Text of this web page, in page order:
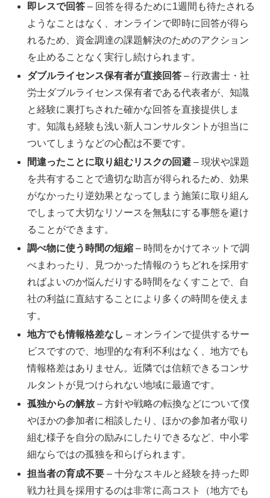
即レスで回答 – 回答を得るために1週間も待たされる
ようなことはなく、オンラインで即時に回答が得ら
れるため、資金調達の課題解決のためのアクション
を止めることなく実行し続けられます。
ダブルライセンス保有者が直接回答 – 行政書士・社
労士ダブルライセンス保有者である代表者が、知識
と経験に裏打ちされた確かな回答を直接提供しま
す。知識も経験も浅い新人コンサルタントが担当に
ついてしまうなどの心配は不要です。
間違ったことに取り組むリスクの回避 – 現状や課題
を共有することで適切な助言が得られるため、効果
がなかったり逆効果となってしまう施策に取り組ん
でしまって大切なリソースを無駄にする事態を避け
ることができます。
調べ物に使う時間の短縮 – 時間をかけてネットで調
べまわったり、見つかった情報のうちどれを採用す
ればよいのか悩んだりする時間をなくすことで、自
社の利益に直結することにより多くの時間を使えま
す。
地方でも情報格差なし – オンラインで提供するサー
ビスですので、地理的な有利不利はなく、地方でも
情報格差はありません。近隣では信頼できるコンサ
ルタントが見つけられない地域に最適です。
孤独からの解放 – 方針や戦略の転換などについて僕
やほかの参加者に相談したり、ほかの参加者が取り
組む様子を自分の励みにしたりできるなど、中小零
細ならではの孤独を和らげられます。
担当者の育成不要 – 十分なスキルと経験を持った即
戦力社員を採用するのは非常に高コスト（地方でも